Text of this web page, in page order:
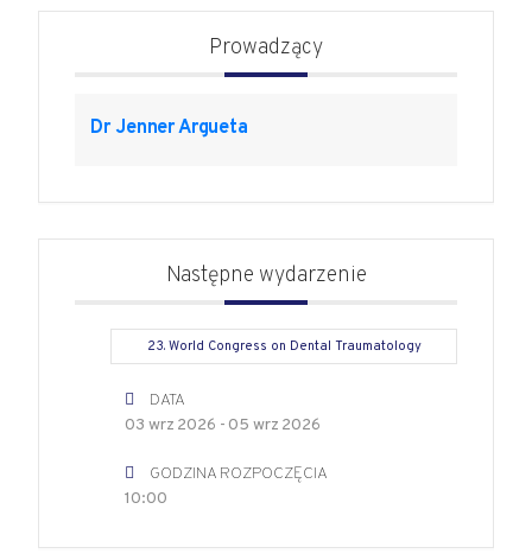
Prowadzący
Dr Jenner Argueta
Następne wydarzenie
23. World Congress on Dental Traumatology
DATA
03 wrz 2026 - 05 wrz 2026
GODZINA ROZPOCZĘCIA
10:00